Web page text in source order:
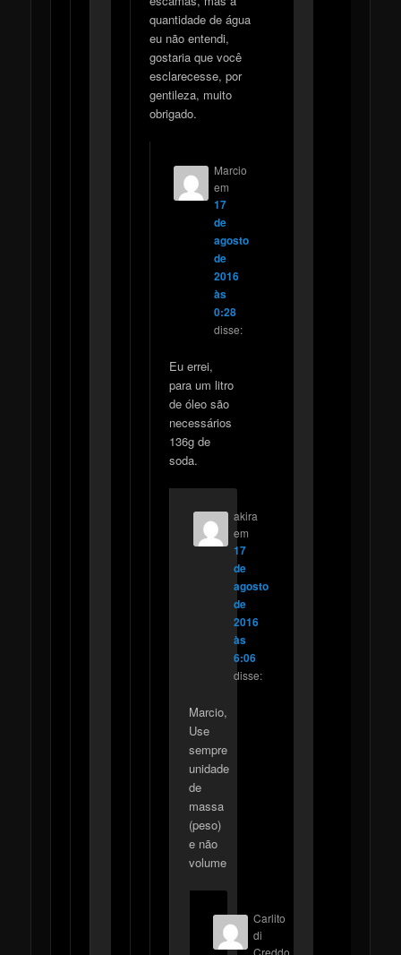
quantidade de água
eu não entendi,
gostaria que você
esclarecesse, por
gentileza, muito
obrigado.
Marcio
em
17
de
agosto
de
2016
às
0:28
disse:
Eu errei,
para um litro
de óleo são
necessários
136g de
soda.
akira
em
17
de
agosto
de
2016
às
6:06
disse:
Marcio,
Use
sempre
unidade
de
massa
(peso)
e não
volume
Carlito
di